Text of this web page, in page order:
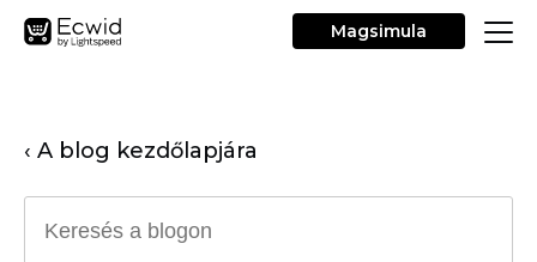
Magsimula
‹ A blog kezdőlapjára